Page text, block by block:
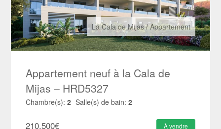
La Cala de Mijas/Appartement
Appartement neuf à la Cala de
Mijas – HRD5327
Chambre(s): 2 Salle(s) de bain: 2
210.500€ À vendre